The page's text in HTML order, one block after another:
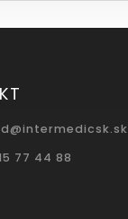
@intermedicsk.sk
77 44 88